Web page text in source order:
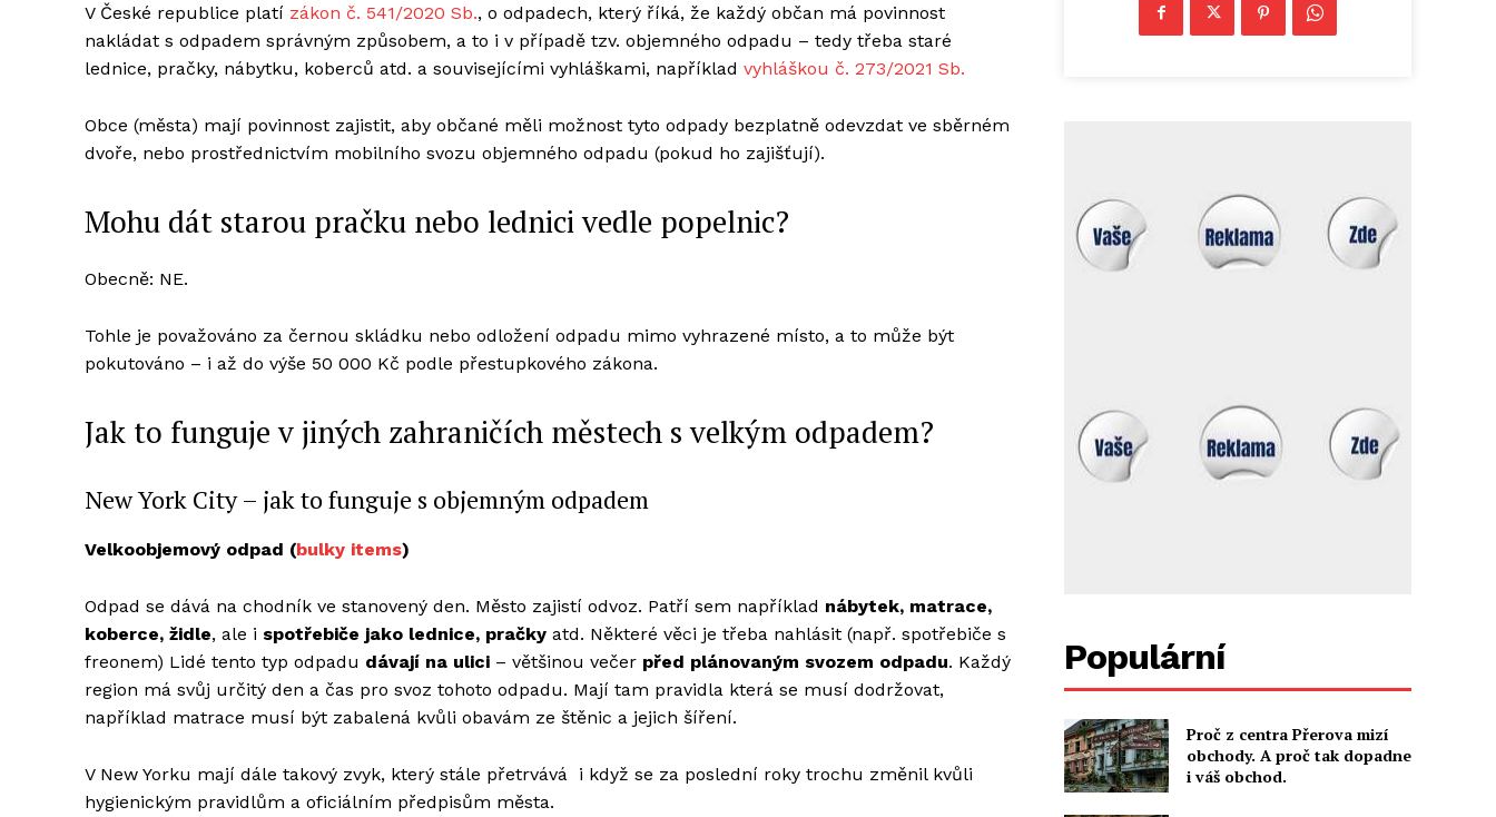
V České republice platí zákon č. 541/2020 Sb., o odpadech, který říká, že každý občan má povinnost
nakládat s odpadem správným způsobem, a to i v případě tzv. objemného odpadu – tedy třeba staré
lednice, pračky, nábytku, koberců atd. a souvisejícími vyhláškami, například vyhláškou č. 273/2021 Sb.
Obce (města) mají povinnost zajistit, aby občané měli možnost tyto odpady bezplatně odevzdat ve sběrném
dvoře, nebo prostřednictvím mobilního svozu objemného odpadu (pokud ho zajišťují).
Mohu dát starou pračku nebo lednici vedle popelnic?
Obecně: NE.
Tohle je považováno za černou skládku nebo odložení odpadu mimo vyhrazené místo, a to může být
pokutováno – i až do výše 50 000 Kč podle přestupkového zákona.
Jak to funguje v jiných zahraničích městech s velkým odpadem?
New York City – jak to funguje s objemným odpadem
Velkoobjemový odpad (bulky items)
Odpad se dává na chodník ve stanovený den. Město zajistí odvoz. Patří sem například nábytek, matrace,
koberce, židle, ale i spotřebiče jako lednice, pračky atd. Některé věci je třeba nahlásit (např. spotřebiče s
freonem) Lidé tento typ odpadu dávají na ulici – většinou večer před plánovaným svozem odpadu. Každý
region má svůj určitý den a čas pro svoz tohoto odpadu. Mají tam pravidla která se musí dodržovat,
například matrace musí být zabalená kvůli obavám ze štěnic a jejich šíření.
V New Yorku mají dále takový zvyk, který stále přetrvává i když se za poslední roky trochu změnil kvůli
hygienickým pravidlům a oficiálním předpisům města.
Populární
Proč z centra Přerova mizí
obchody. A proč tak dopadne
i váš obchod.